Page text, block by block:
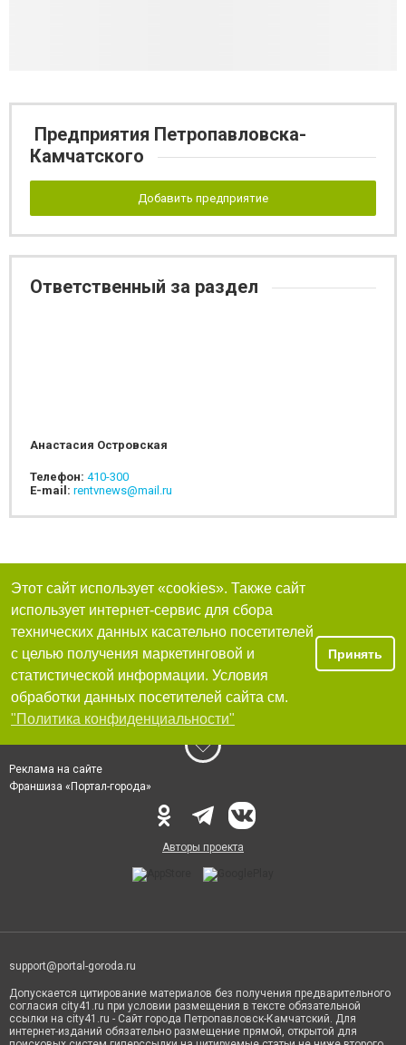
Предприятия Петропавловска-
Камчатского
Добавить предприятие
Ответственный за раздел
Анастасия Островская
Телефон: 410-300
E-mail: rentvnews@mail.ru
Этот сайт использует «cookies». Также сайт
использует интернет-сервис для сбора
технических данных касательно посетителей
с целью получения маркетинговой и
статистической информации. Условия
обработки данных посетителей сайта см.
"Политика конфиденциальности"
Принять
Реклама на сайте
Франшиза «Портал-города»
Авторы проекта
support@portal-goroda.ru
Допускается цитирование материалов без получения предварительного
согласия city41.ru при условии размещения в тексте обязательной
ссылки на city41.ru - Сайт города Петропавловск-Камчатский. Для
интернет-изданий обязательно размещение прямой, открытой для